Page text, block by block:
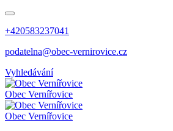
+420583237041
podatelna@obec-vernirovice.cz
Vyhledávání
Obec Vernířovice
Obec Vernířovice